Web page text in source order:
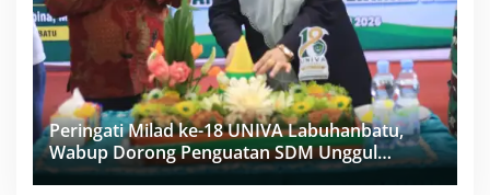
Peringati Milad ke-18 UNIVA Labuhanbatu,
Wabup Dorong Penguatan SDM Unggul
Menuju Indonesia Emas 2045